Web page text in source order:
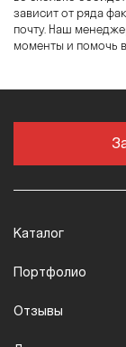
зависит от ряда
почту. Наш
моменты и помочь
Каталог
Портфолио
Отзывы